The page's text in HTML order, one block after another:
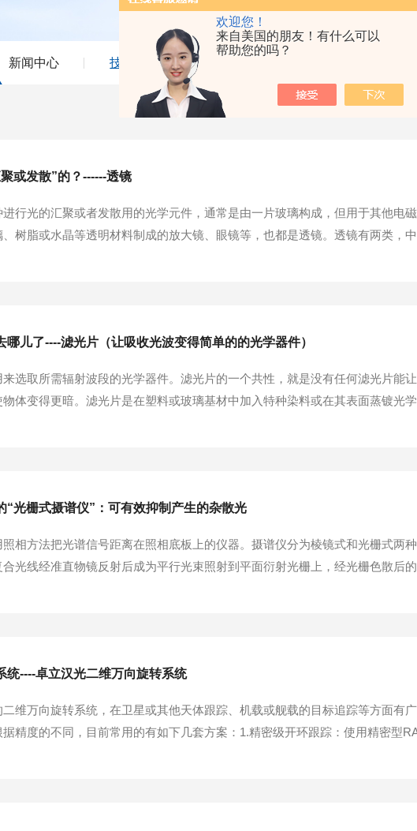
欢迎您！
来自美国的朋友！有什么可以
帮助您的吗？
新闻中心 技术文章
或发散”的？------透镜
行光的汇聚或者发散用的光学元件，通常是由一片玻璃构成，但用于其他电
树脂或水晶等透明材料制成的放大镜、眼镜等，也都是透镜。透镜有两类，
哪儿了----滤光片（让吸收光波变得简单的的光学器件）
选取所需辐射波段的光学器件。滤光片的一个共性，就是没有任何滤光片能
体变得更暗。滤光片是在塑料或玻璃基材中加入特种染料或在其表面蒸镀光
“光栅式摄谱仪”：可有效抑制产生的杂散光
照相方法把光谱信号距离在照相底板上的仪器。摄谱仪分为棱镜式和光栅式两
合光线经准直物镜反射后成为平行光束照射到平面衍射光栅上，经光栅色散后
统----卓立汉光二维万向旋转系统
维万向旋转系统，在卫星或其他天体跟踪、机载或舰载的目标追踪等方面有
精度的不同，目前常用的有如下几套方案：1.精密级开环跟踪：使用精密型